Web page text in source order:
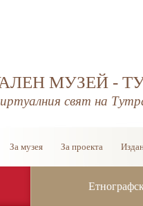
МУЗЕЙ -
свят на
За музея За проекта